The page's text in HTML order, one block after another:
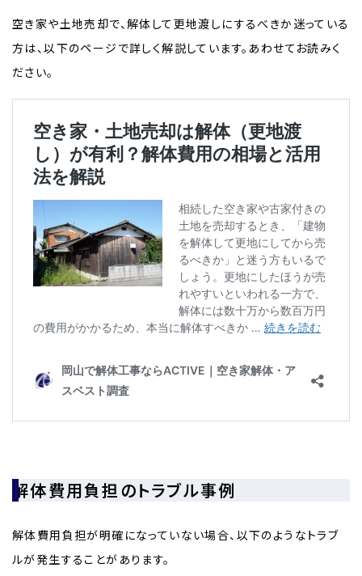
空き家や土地売却で、解体して更地渡しにするべきか迷っている
方は、以下のページで詳しく解説しています。あわせてお読みく
ださい。
解体費用負担のトラブル事例
解体費用負担が明確になっていない場合、以下のようなトラブ
ルが発生することがあります。